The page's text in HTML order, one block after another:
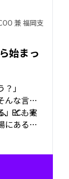
兼 福岡支
始まっ
」
んな言葉
」と、そ
ECも実
にある。